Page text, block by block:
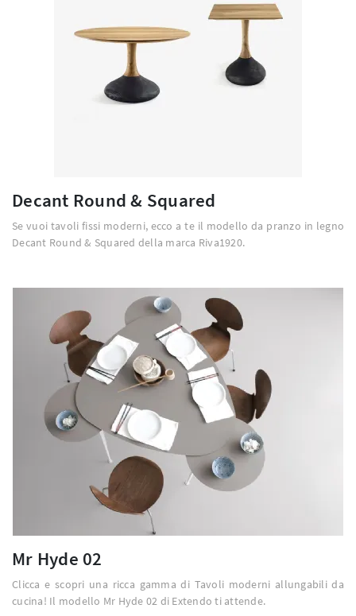
Decant Round & Squared
Se vuoi tavoli fissi moderni, ecco a te il modello da pranzo in legno
Decant Round & Squared della marca Riva1920.
Mr Hyde 02
Clicca e scopri una ricca gamma di Tavoli moderni allungabili da
cucina! Il modello Mr Hyde 02 di Extendo ti attende.